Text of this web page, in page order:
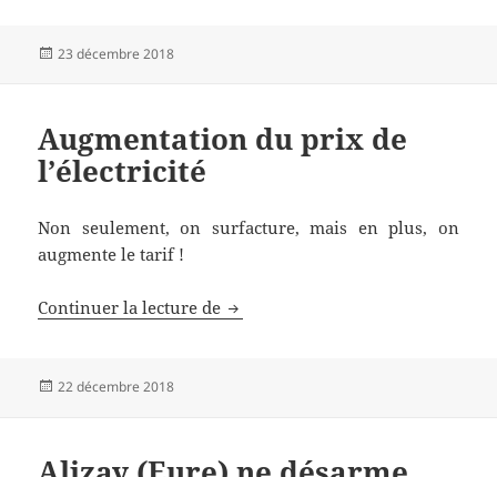
Publié
23 décembre 2018
Augmentation du prix de
l’électricité
Non seulement, on surfacture, mais en plus, on
augmente le tarif !
Continuer la lecture de Augmentation du prix de
Publié
22 décembre 2018